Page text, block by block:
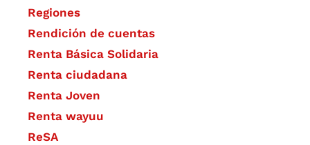
Regiones
Rendición de cuentas
Renta Básica Solidaria
Renta ciudadana
Renta Joven
Renta wayuu
ReSA